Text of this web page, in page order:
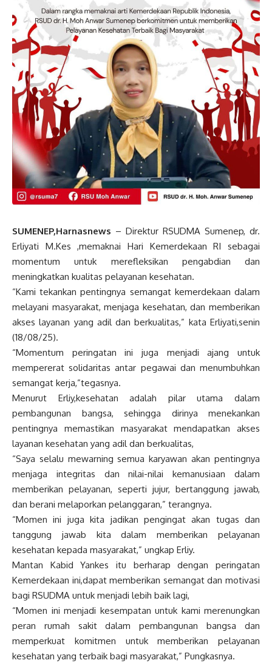
SUMENEP,Harnasnews – Direktur RSUDMA Sumenep, dr.
Erliyati M.Kes ,memaknai Hari Kemerdekaan RI sebagai
momentum untuk merefleksikan pengabdian dan
meningkatkan kualitas pelayanan kesehatan.
“Kami tekankan pentingnya semangat kemerdekaan dalam
melayani masyarakat, menjaga kesehatan, dan memberikan
akses layanan yang adil dan berkualitas,” kata Erliyati,senin
(18/08/25).
“Momentum peringatan ini juga menjadi ajang untuk
mempererat solidaritas antar pegawai dan menumbuhkan
semangat kerja,”tegasnya.
Menurut Erliy,kesehatan adalah pilar utama dalam
pembangunan bangsa, sehingga dirinya menekankan
pentingnya memastikan masyarakat mendapatkan akses
layanan kesehatan yang adil dan berkualitas,
“Saya selalu mewarning semua karyawan akan pentingnya
menjaga integritas dan nilai-nilai kemanusiaan dalam
memberikan pelayanan, seperti jujur, bertanggung jawab,
dan berani melaporkan pelanggaran,” terangnya.
“Momen ini juga kita jadikan pengingat akan tugas dan
tanggung jawab kita dalam memberikan pelayanan
kesehatan kepada masyarakat,” ungkap Erliy.
Mantan Kabid Yankes itu berharap dengan peringatan
Kemerdekaan ini,dapat memberikan semangat dan motivasi
bagi RSUDMA untuk menjadi lebih baik lagi,
“Momen ini menjadi kesempatan untuk kami merenungkan
peran rumah sakit dalam pembangunan bangsa dan
memperkuat komitmen untuk memberikan pelayanan
kesehatan yang terbaik bagi masyarakat,” Pungkasnya.